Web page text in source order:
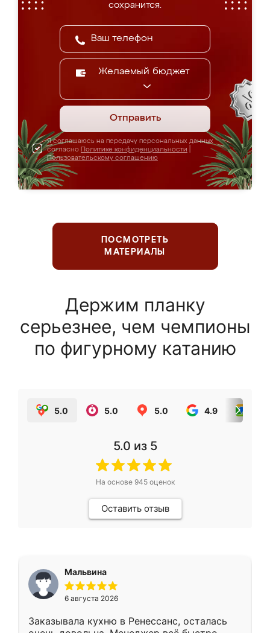
сохранится.
Желаемый бюджет
Отправить
Я соглашаюсь на передачу персональных данных
согласно Политике конфиденциальности
Пользовательскому соглашению
ПОСМОТРЕТЬ
МАТЕРИАЛЫ
Держим планку
серьезнее, чем чемпионы
по фигурному катанию
5.0 5.0 5.0 4.9
5.0 из 5
На основе 945оценок
Оставить отзыв
Мальвина
6 августа 2026
Заказывала кухню в Ренессанс, осталась